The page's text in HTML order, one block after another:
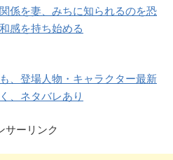
係を妻、みちに知られるのを恐
感を持ち始める
、登場人物・キャラクター最新
、ネタバレあり
サーリンク